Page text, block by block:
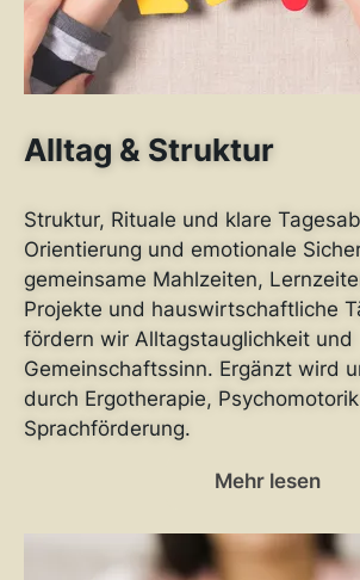
Alltag & Struktur
Struktur, Rituale und klare
Orientierung und emotionale
gemeinsame Mahlzeiten,
Projekte und hauswirtschaftliche
fördern wir Alltagstauglichkeit und
Gemeinschaftssinn. Ergänzt wird
durch Ergotherapie,
Sprachförderung.
Mehr lesen